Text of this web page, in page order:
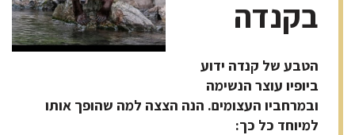
בקנדה
הטבע של קנדה ידוע
ביופיו עוצר הנשימה
ובמרחביו העצומים. הנה הצצה למה שהופך אותו
למיוחד כל כך: